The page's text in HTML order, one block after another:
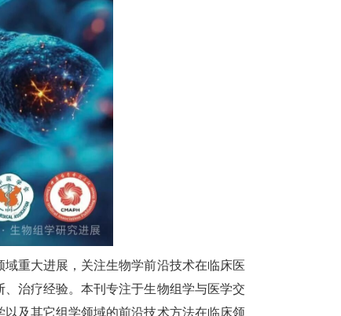
重大进展，关注生物学前沿技术在临床医
治疗经验。本刊专注于生物组学与医学交
及其它组学领域的前沿技术方法在临床领